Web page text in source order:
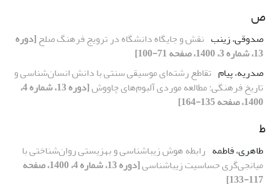
ص
صدوقی، زینب نقش و جایگاه دانشگاه در ترویج فرهنگ صلح[دوره
13، شماره 3، 1400، صفحه 71-100]
صدریه، پیام تقاطع رشته‌ای موسیقی سنتی با دانش انسان‌شناسی و
تاریخ فرهنگی: مطالعه موردی آلبوم‌های چاووش
[دوره 13، شماره 4،
1400، صفحه 135-164]
ط
طاهری، فاطمه رابطه هوش زیباشناسی و بهزیستی روان‌شناختی با
میانجی‌گری حساسیت زیباشناسی
[دوره 13، شماره 4، 1400، صفحه
117-133]